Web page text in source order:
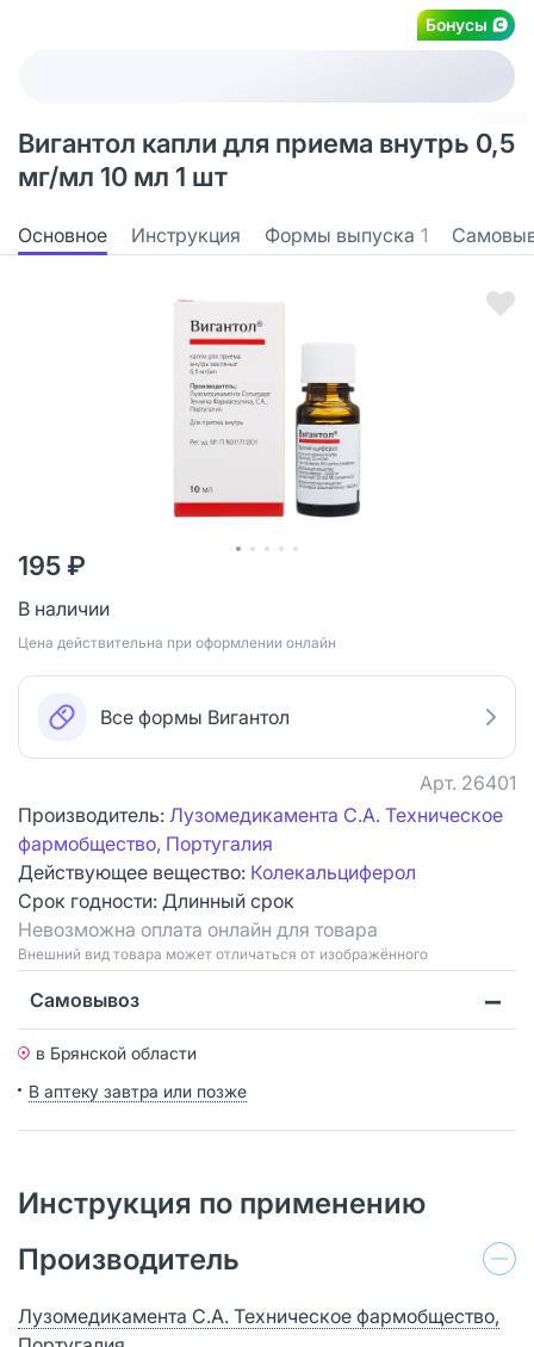
Бонусы
Вигантол капли для приема внутрь 0,5
мг/мл 10 мл 1 шт
Основное Инструкция Формы выпуска 1
195 ₽
В наличии
Цена действительна при оформлении онлайн
Все формы Вигантол
Арт. 26401
Производитель: Лузомедикамента С.А. Техническое
фармобщество, Португалия
Действующее вещество: Колекальциферол
Срок годности: Длинный срок
Невозможна оплата онлайн для товара
Bнешний вид товара может отличаться от изображённого
Самовывоз
в Брянской области
В аптеку завтра или позже
Инструкция по применению
Производитель
Лузомедикамента С.А. Техническое фармобщество,